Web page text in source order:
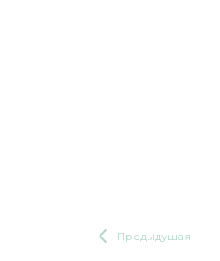
Предыдущая